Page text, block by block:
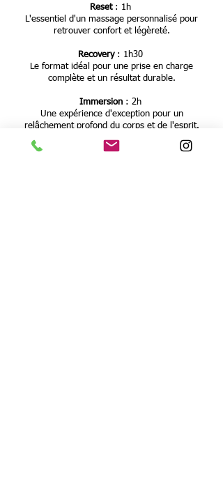
Reset: 1h
L'essentiel d'un massage personnalisé pour
retrouver confort et légèreté.
Recovery: 1h30
Le format idéal pour une prise en charge
complète et un résultat durable.
Immersion: 2h
Une expérience d'exception pour un
relâchement profond du corps et de l'esprit.